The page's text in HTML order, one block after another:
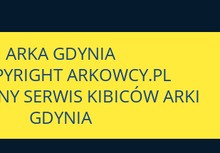
ARKA GDYNIA
ARKOWCY.PL
SERWIS KIBICÓW ARKI
GDYNIA